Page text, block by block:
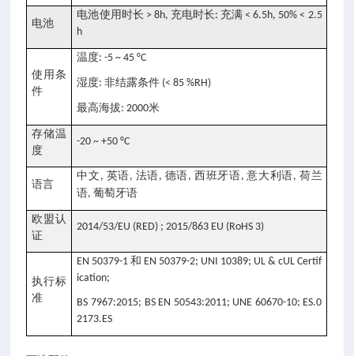
电池
电池使用时长 > 8h, 充电时长: 充满 < 6.5h, 50% < 2.5
h
使用条
件
温度: -5 ~ 45 °C
湿度:非结露条件 (< 85 %RH)
最高海拔: 2000米
存储温
度
-20 ~ +50 °C
语言
中文 , 英语, 法语, 德语, 西班牙语,意大利语, 荷兰
语,葡萄牙语
欧盟认
证
2014/53/EU (RED) ; 2015/863 EU (RoHS 3)
执行标
准
EN 50379-1和 EN 50379-2; UNI 10389; UL & cUL Certif
ication;
BS 7967:2015; BS EN 50543:2011; UNE 60670-10; ES.0
2173.ES